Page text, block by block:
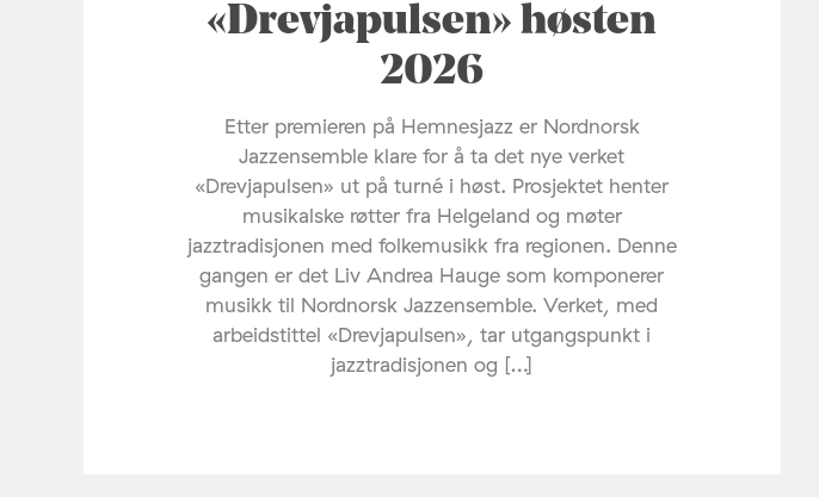
«Drevjapulsen» høsten
2026
Etter premieren på Hemnesjazz er Nordnorsk
Jazzensemble klare for å ta det nye verket
«Drevjapulsen» ut på turné i høst. Prosjektet henter
musikalske røtter fra Helgeland og møter
jazztradisjonen med folkemusikk fra regionen. Denne
gangen er det Liv Andrea Hauge som komponerer
musikk til Nordnorsk Jazzensemble. Verket, med
arbeidstittel «Drevjapulsen», tar utgangspunkt i
jazztradisjonen og […]